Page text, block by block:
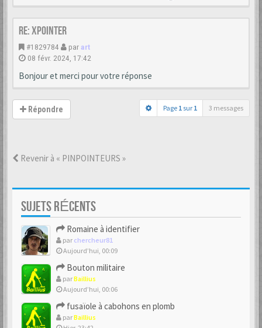
Re: xpointer
#1829784 par art
08 févr. 2024, 17:42
Bonjour et merci pour votre réponse
Répondre Page 1 sur 1 3 messages
Revenir à « PINPOINTEURS »
SUJETS RÉCENTS
Romaine à identifier
par chercheur81
Aujourd’hui, 00:09
Bouton militaire
parBaillius
Aujourd’hui, 00:06
fusaïole à cabohons en plomb
parBaillius